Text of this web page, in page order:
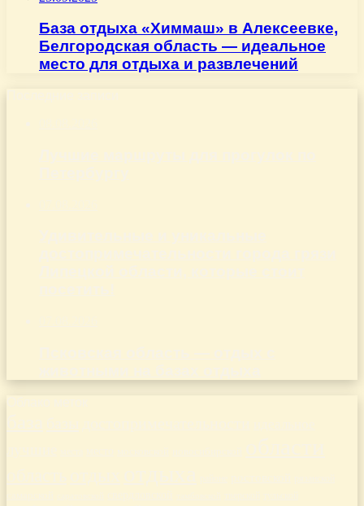
База отдыха «Химмаш» в Алексеевке,
Белгородская область — идеальное
место для отдыха и развлечений